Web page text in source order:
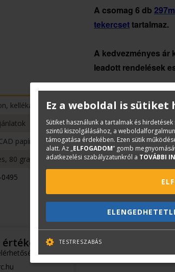
A csomag 6 db
tekercsettartalmaz.
A kedvezményes ár
leadott rendelések
kellékanyag
papírok
80 grammos
0495
Ez a weboldal is sütiket
Sütiket használunk a tartalmak és
szintű kiszolgálásához, a
támogatása érdekében. Ezen sütik
alatt. Az „ELFOGADOM” gomb
adatkezelési szabályzatunkról a TOVÁBBI
TESTRESZABÁS